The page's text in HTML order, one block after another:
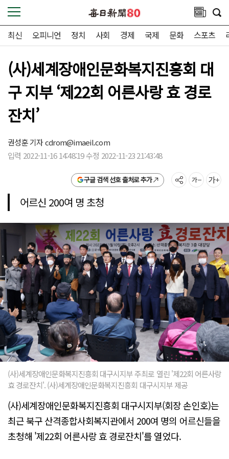
최신 오피니언 정치 사회 경제 국제 문화 스포츠
(사)세계장애인문화복지진흥회 대
구 지부 ‘제22회 어른사랑 효 경로
잔치’
권성훈 기자cdrom@imaeil.com
입력 2022-11-16 14:48:19 수정 2022-11-23 21:43:48
구글 검색 선호 출처로 추가
어르신 200여 명 초청
(사)세계장애인문화복지진흥회 대구시지부 주최로 열린 '제22회 어른사랑
효 경로잔치'. (사)세계장애인문화복지진흥회 대구시지부 제공
(사)세계장애인문화복지진흥회 대구시지부(회장 손인호)는
최근 북구 산격종합사회복지관에서 200여 명의 어르신들을
초청해 '제22회 어른사랑 효 경로잔치'를 열었다.